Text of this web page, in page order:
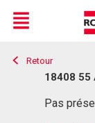
Live
En Direct
Menu
Retour
18408 55
Pas